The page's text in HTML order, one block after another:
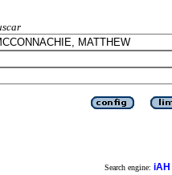
Search engine: iAH